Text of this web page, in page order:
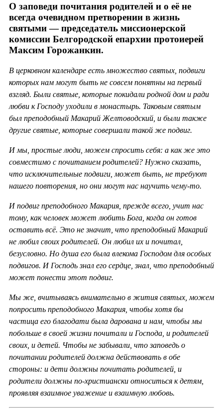
О заповеди почитания родителей и о её не
всегда очевидном претворении в жизнь
святыми — председатель миссионерской
комиссии Белгородской епархии протоиерей
Максим Горожанкин.
В церковном календаре есть множество святых, подвиги
которых нам могут быть не совсем понятны на первый
взгляд. Были святые, которые покидали родной дом и ради
любви к Господу уходили в монастырь. Таковым святым
был преподобный Макарий Желтоводский, и были также
другие святые, которые совершали такой же подвиг.
И мы, простые люди, можем спросить себя: а как же это
совместимо с почитанием родителей? Нужно сказать,
что исключительные подвиги, может быть, не требуют
нашего повторения, но они могут нас научить чему-то.
И подвиг преподобного Макария, прежде всего, учит нас
тому, как человек может любить Бога, когда он готов
оставить всё. Это не значит, что преподобный Макарий
не любил своих родителей. Он любил их и почитал,
безусловно. Но душа его была влекома Господом для особых
подвигов. И Господь знал его сердце, знал, что преподобный
может понести этот подвиг.
Мы же, вчитываясь внимательно в жития святых, можем
попросить преподобного Макария, чтобы хотя бы
частица его благодати была дарована и нам, чтобы мы
побольше в своей жизни почитали и Господа, и родителей
своих, и детей. Чтобы не забывали, что заповедь о
почитании родителей должна действовать в обе
стороны: и дети должны почитать родителей, и
родители должны по-христиански относиться к детям,
проявляя взаимное уважение и взаимную любовь.